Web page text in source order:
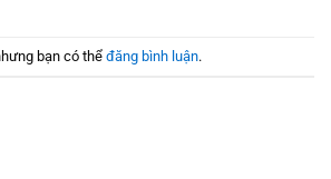
bạn có thể đăng bình luận.